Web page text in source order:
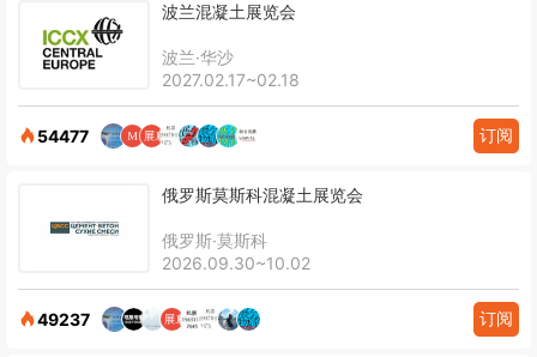
波兰混凝土展览会
波兰·华沙
2027.02.17~02.18
54477 订阅
俄罗斯莫斯科混凝土展览会
俄罗斯·莫斯科
2026.09.30~10.02
49237 订阅